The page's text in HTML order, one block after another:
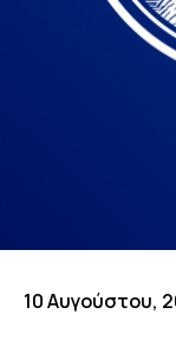
10 Αυγούστου,